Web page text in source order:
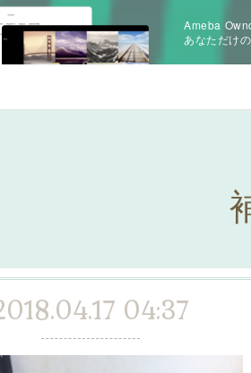
Ameba
あなただけ
04:37